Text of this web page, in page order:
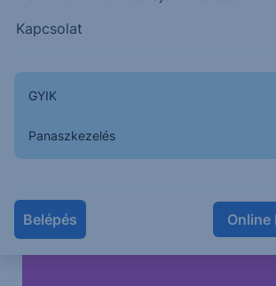
Kapcsolat
GYIK
Panaszkezelés
Belépés Online
Higgy magadban és indíts
befektetést!